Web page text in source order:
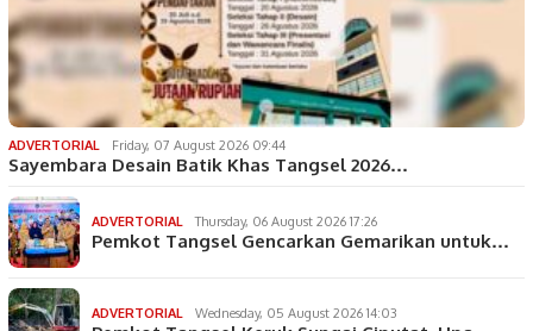
ADVERTORIAL Friday, 07 August 2026 09:44
Sayembara Desain Batik Khas Tangsel 2026…
ADVERTORIAL Thursday, 06 August 2026 17:26
Pemkot Tangsel Gencarkan Gemarikan untuk…
ADVERTORIAL Wednesday, 05 August 2026 14:03